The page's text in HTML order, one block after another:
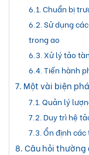
Chuẩn bị
Sử dụng
trong ao
Xử lý tảo
Tiến hành
Một vài biện
Quản lý
Duy trì hệ
Ổn định
Câu hỏi thường